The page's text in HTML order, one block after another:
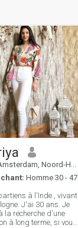
Noord-Holland, Hollande
Homme 30 - 47
à l'Inde , vivant
J'ai 30 ans. Je
la recherche d'une
à long terme, si vous